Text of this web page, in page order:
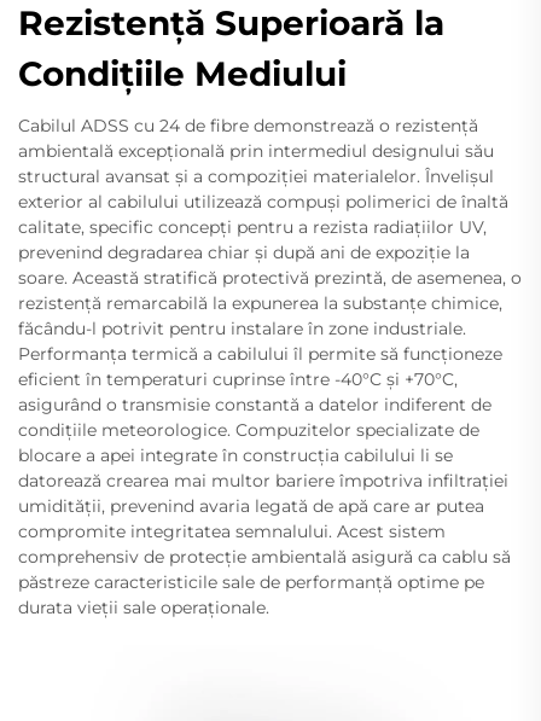
Rezistență Superioară la
Condițiile Mediului
Cabilul ADSS cu 24 de fibre demonstrează o rezistență
ambientală excepțională prin intermediul designului său
structural avansat și a compoziției materialelor. Învelișul
exterior al cabilului utilizează compuși polimerici de înaltă
calitate, specific concepți pentru a rezista radiațiilor UV,
prevenind degradarea chiar și după ani de expoziție la
soare. Această stratifică protectivă prezintă, de asemenea, o
rezistență remarcabilă la expunerea la substanțe chimice,
făcându-l potrivit pentru instalare în zone industriale.
Performanța termică a cabilului îl permite să funcționeze
eficient în temperaturi cuprinse între -40°C și +70°C,
asigurând o transmisie constantă a datelor indiferent de
condițiile meteorologice. Compuzitelor specializate de
blocare a apei integrate în construcția cabilului li se
datorează crearea mai multor bariere împotriva infiltrației
umidității, prevenind avaria legată de apă care ar putea
compromite integritatea semnalului. Acest sistem
comprehensiv de protecție ambientală asigură ca cablu să
păstreze caracteristicile sale de performanță optime pe
durata vieții sale operaționale.